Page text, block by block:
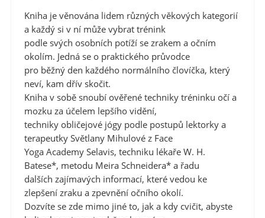
Kniha je věnována lidem různých věkových kategorií
a každý si v ní může vybrat trénink
podle svých osobních potíží se zrakem a očním
okolím. Jedná se o praktického průvodce
pro běžný den každého normálního človíčka, který
neví, kam dřív skočit.
Kniha v sobě snoubí ověřené techniky tréninku očí a
mozku za účelem lepšího vidění,
techniky obličejové jógy podle postupů lektorky a
terapeutky Světlany Mihulové z Face
Yoga Academy Selavis, techniku lékaře W. H.
Batese*, metodu Meira Schneidera* a řadu
dalších zajímavých informací, které vedou ke
zlepšení zraku a zpevnění očního okolí.
Dozvíte se zde mimo jiné to, jak a kdy cvičit, abyste